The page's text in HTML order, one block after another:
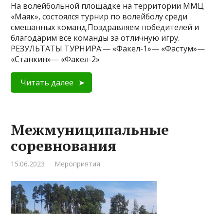
На волейбольной площадке на территории ММЦ
«Маяк», состоялся турнир по волейболу среди
смешанных команд.Поздравляем победителей и
благодарим все команды за отличную игру.
РЕЗУЛЬТАТЫ ТУРНИРА:— «Факел-1»— «Фастум»—
«Станкин»— «Факел-2»
Читать далее
Межмуниципальные
соревнования
15.06.2023 Мероприятия